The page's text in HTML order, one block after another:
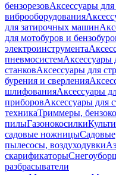
бензорезовАксессуары
виброоборудования
для затирочных машин
для мотобуров и
электроинструмента
пневмосистемАксессуары
станковАксессуары для
бурения и сверления
шлифованияАксессуары
приборовАксессуары для
техникаТриммеры,
пилыГазонокосилки
садовые ножницы
пылесосы, воздуходувки
скарификаторы
разбрасыватели